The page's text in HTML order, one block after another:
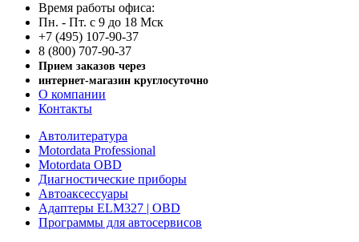
Время работы офиса:
Пн. - Пт. с 9 до 18 Мск
+7 (495) 107-90-37
8 (800) 707-90-37
Прием заказов через
интернет-магазин круглосуточно
О компании
Контакты
Автолитература
Motordata Professional
Motordata OBD
Диагностические приборы
Автоаксессуары
Адаптеры ELM327 | OBD
Программы для автосервисов